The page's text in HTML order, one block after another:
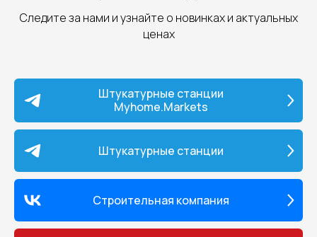
Следите за нами и узнайте о новинках и актуальных
ценах
Штукатурные станции
Myhome.Markets
Штукатурные станции
Строительная компания